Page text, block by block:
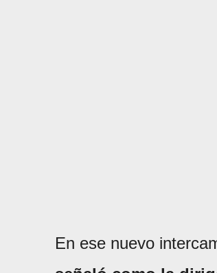
En ese nuevo